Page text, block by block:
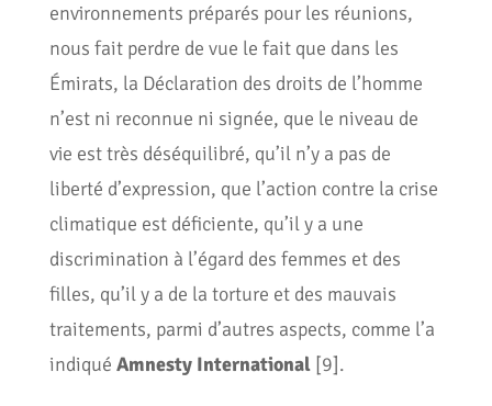
environnements préparés pour les réunions,
nous fait perdre de vue le fait que dans les
Émirats, la Déclaration des droits de l’homme
n’est ni reconnue ni signée, que le niveau de
vie est très déséquilibré, qu’il n’y a pas de
liberté d’expression, que l’action contre la crise
climatique est déficiente, qu’il y a une
discrimination à l’égard des femmes et des
filles, qu’il y a de la torture et des mauvais
traitements, parmi d’autres aspects, comme l’a
indiqué Amnesty International [9].